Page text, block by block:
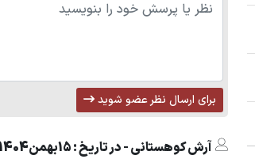
برای ارسال نظر عضو شوید
آرش کوهستانی - در تاریخ : 15بهمن1404